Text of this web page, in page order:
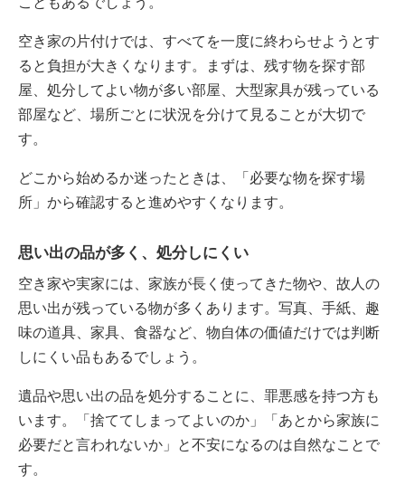
空き家の片付けでは、すべてを一度に終わらせようとす
ると負担が大きくなります。まずは、残す物を探す部
屋、処分してよい物が多い部屋、大型家具が残っている
部屋など、場所ごとに状況を分けて見ることが大切で
す。
どこから始めるか迷ったときは、「必要な物を探す場
所」から確認すると進めやすくなります。
思い出の品が多く、処分しにくい
空き家や実家には、家族が長く使ってきた物や、故人の
思い出が残っている物が多くあります。写真、手紙、趣
味の道具、家具、食器など、物自体の価値だけでは判断
しにくい品もあるでしょう。
遺品や思い出の品を処分することに、罪悪感を持つ方も
います。「捨ててしまってよいのか」「あとから家族に
必要だと言われないか」と不安になるのは自然なことで
す。